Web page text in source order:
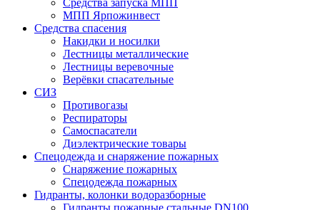
Средства запуска МПП
МПП Ярпожинвест
Средства спасения
Накидки и носилки
Лестницы металлические
Лестницы веревочные
Верёвки спасательные
СИЗ
Противогазы
Респираторы
Самоспасатели
Диэлектрические товары
Спецодежда и снаряжение пожарных
Снаряжение пожарных
Спецодежда пожарных
Гидранты, колонки водоразборные
Гидранты пожарные стальные DN100